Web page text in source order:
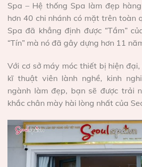
Spa – Hệ thống Spa làm đẹp
hơn 40 chi nhánh có mặt trên toàn
Spa đã khẳng định được “Tầm”
“Tín” mà nó đã gây dựng hơn 11
Với cơ sở máy móc thiết bị hiện
kĩ thuật viên lành nghề, kinh
ngành làm đẹp, bạn sẽ được trải
khắc chân mày hài lòng nhất của